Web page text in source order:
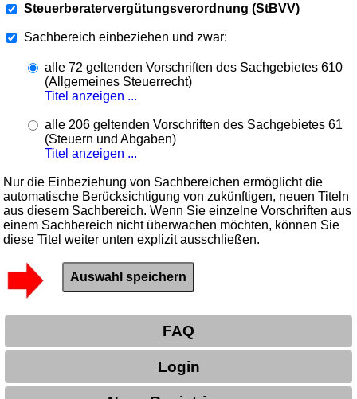
Steuerberatervergütungsverordnung (StBVV)
Sachbereich einbeziehen und zwar:
alle 72 geltenden Vorschriften des Sachgebietes 610
(Allgemeines Steuerrecht)
Titel anzeigen ...
alle 206 geltenden Vorschriften des Sachgebietes 61
(Steuern und Abgaben)
Titel anzeigen ...
Nur die Einbeziehung von Sachbereichen ermöglicht die
automatische Berücksichtigung von zukünftigen, neuen Titeln
aus diesem Sachbereich. Wenn Sie einzelne Vorschriften aus
einem Sachbereich nicht überwachen möchten, können Sie
diese Titel weiter unten explizit ausschließen.
FAQ
Login